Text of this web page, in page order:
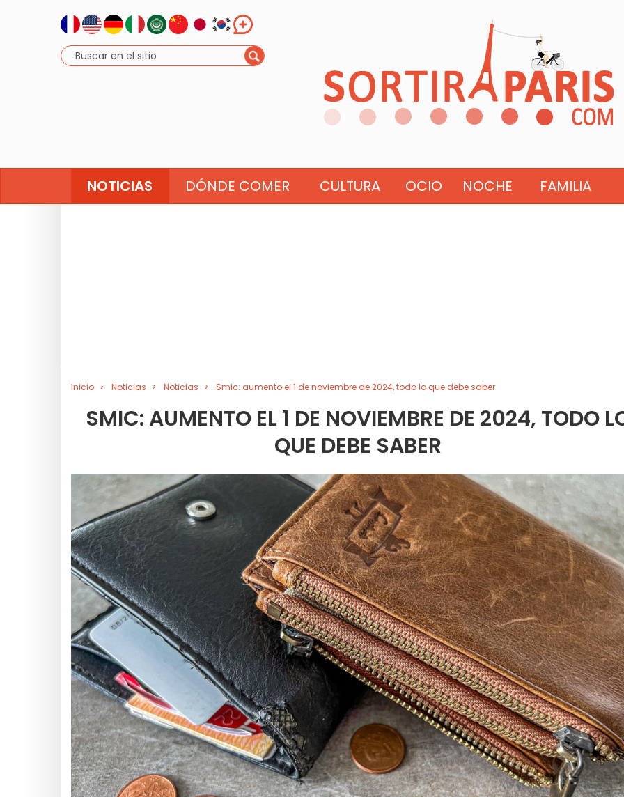
NOTICIAS DÓNDE COMER CULTURA OCIO NOCHE FAMILIA
Inicio Noticias Noticias Smic: aumento el 1 de noviembre de 2024, todo lo que debe saber
SMIC: AUMENTO EL 1 DE NOVIEMBRE DE 2024, TODO
QUE DEBE SABER